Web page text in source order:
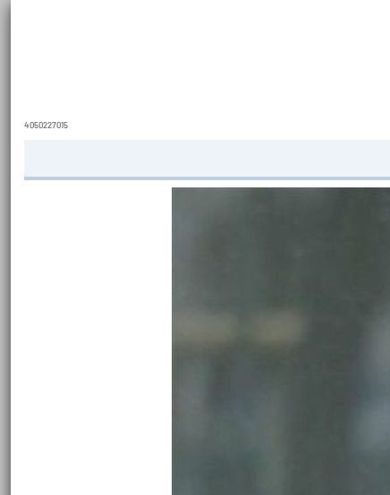
4050227015